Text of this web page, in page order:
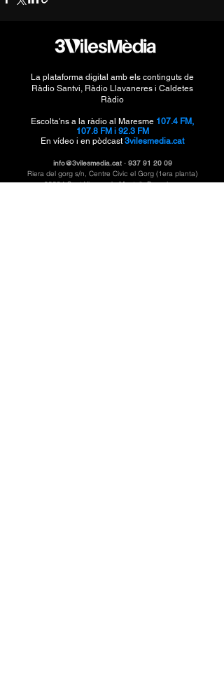
La plataforma digital amb els continguts de
Ràdio Santvi, Ràdio Llavaneres i Caldetes
Ràdio
Escolta'ns a la ràdio al Maresme 107.4 FM,
107.8 FM i 92.3 FM
En vídeo i en pòdcast 3vilesmedia.cat
info@3vilesmedia.cat· 937 91 20 09
Riera del gorg s/n, Centre Civic el Gorg (1era planta)
08394 Sant Vicenç de Montalt, Barcelona